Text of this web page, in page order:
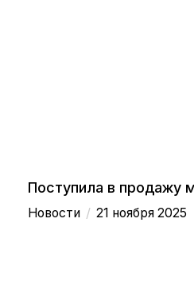
Поступила в продажу
Новости / 21 ноября 2025